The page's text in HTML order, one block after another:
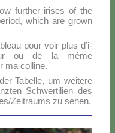
fur­ther iri­ses of the
which are gro­wn
pour voir plus d’i­
ou de la mê­me
ma col­li­ne.
Ta­bel­le, um wei­te­re
Sch­wer­ti­lien des
Zeitraums zu se­hen.